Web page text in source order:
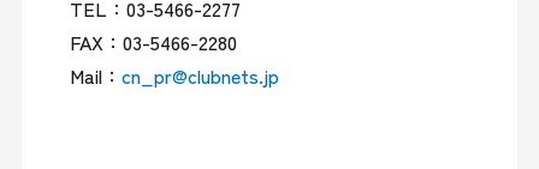
TEL：03-5466-2277
FAX：03-5466-2280
Mail： cn_pr@clubnets.jp